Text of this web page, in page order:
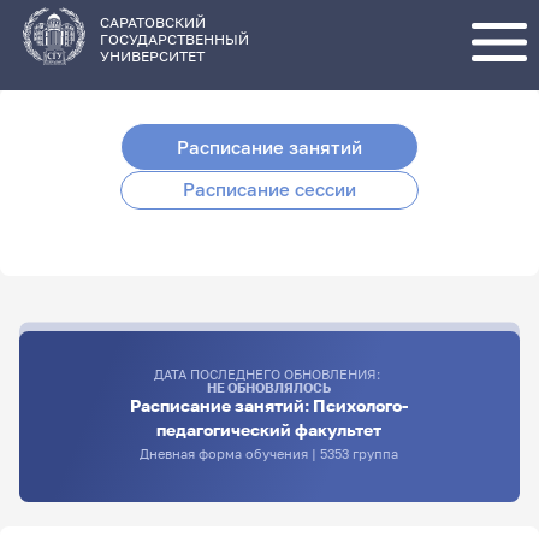
основному
содержанию
САРАТОВСКИЙ
ГОСУДАРСТВЕННЫЙ
УНИВЕРСИТЕТ
Расписание занятий
Расписание сессии
ДАТА ПОСЛЕДНЕГО ОБНОВЛЕНИЯ:
НЕ ОБНОВЛЯЛОСЬ
Расписание занятий: Психолого-
педагогический факультет
Дневная форма обучения | 5353 группа